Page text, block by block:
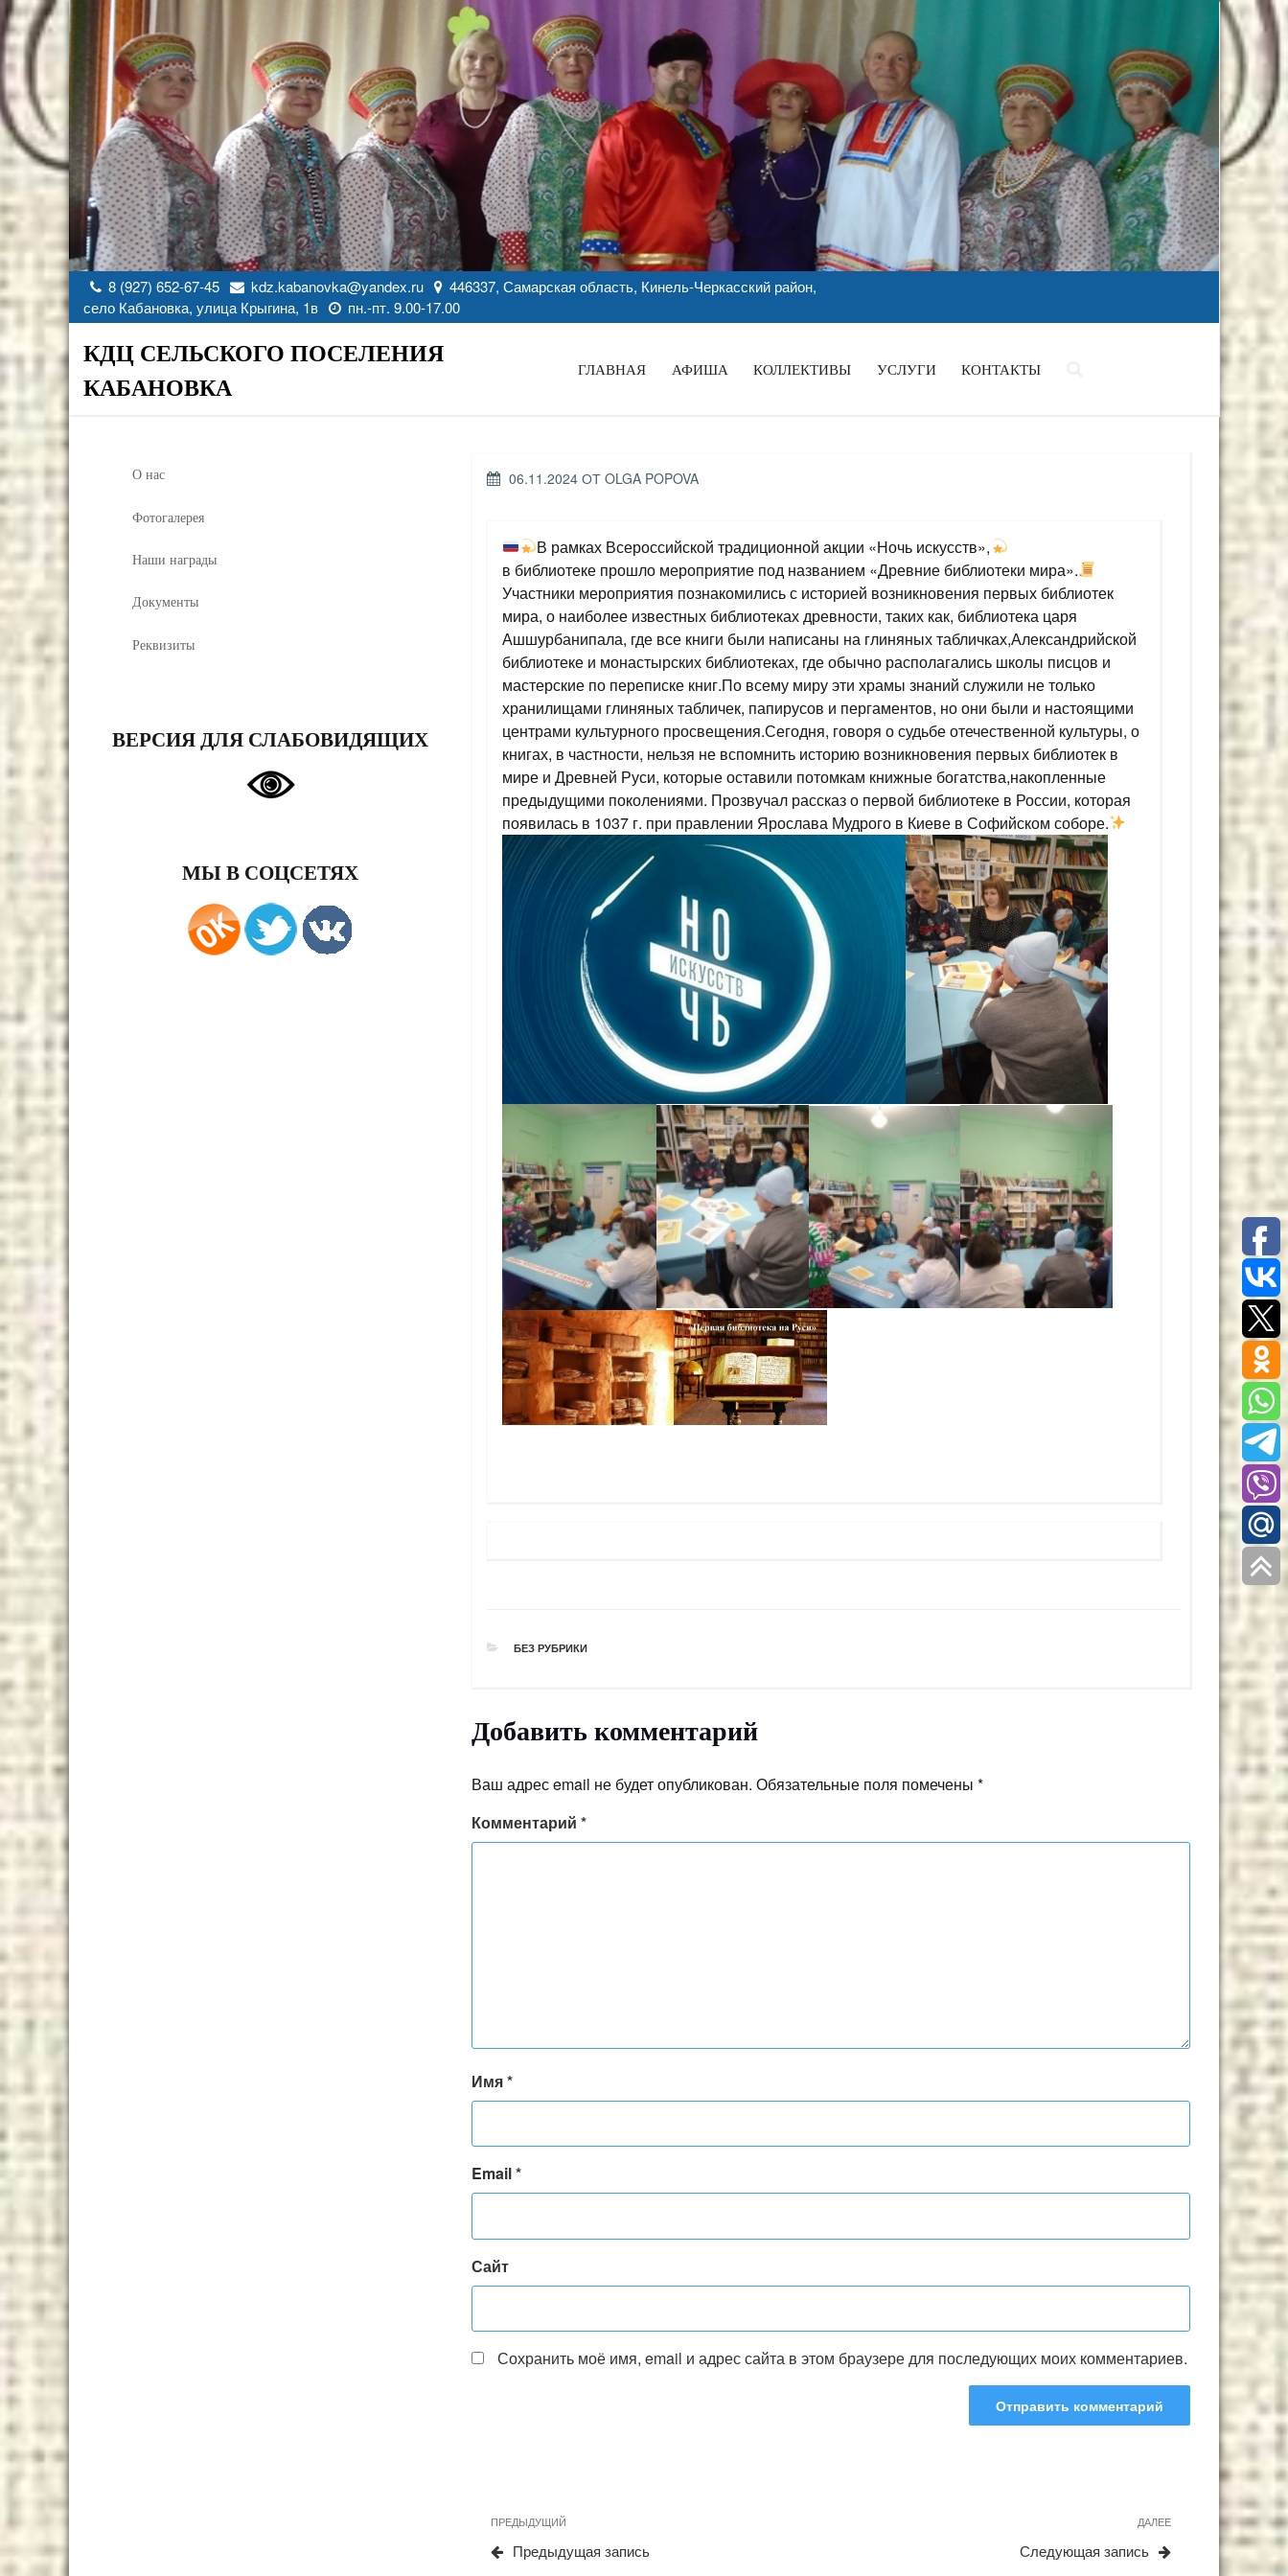
Перейти
к
содержимому
8 (927) 652-67-45 kdz.kabanovka@yandex.ru
446337, Самарская область, Кинель-Черкасский район,
село Кабановка, улица Крыгина, 1в
пн.-пт. 9.00-17.00
КДЦ СЕЛЬСКОГО ПОСЕЛЕНИЯ
КАБАНОВКА
ГЛАВНАЯ АФИША КОЛЛЕКТИВЫ УСЛУГИ КОНТАКТЫ
О нас
Фотогалерея
Наши награды
Документы
Реквизиты
ВЕРСИЯ ДЛЯ СЛАБОВИДЯЩИХ
МЫ В СОЦСЕТЯХ
ОПУБЛИКОВАНО
06.11.2024 ОТ OLGA POPOVA
В рамках Всероссийской традиционной акции «Ночь искусств»,
в библиотеке прошло мероприятие под названием «Древние библиотеки мира».
Участники мероприятия познакомились с историей возникновения первых библиотек
мира, о наиболее известных библиотеках древности, таких как, библиотека царя
Ашшурбанипала, где все книги были написаны на глиняных табличках,Александрийской
библиотеке и монастырских библиотеках, где обычно располагались школы писцов и
мастерские по переписке книг.По всему миру эти храмы знаний служили не только
хранилищами глиняных табличек, папирусов и пергаментов, но они были и настоящими
центрами культурного просвещения.Сегодня, говоря о судьбе отечественной культуры, о
книгах, в частности, нельзя не вспомнить историю возникновения первых библиотек в
мире и Древней Руси, которые оставили потомкам книжные богатства,накопленные
предыдущими поколениями. Прозвучал рассказ о первой библиотеке в России, которая
появилась в 1037 г. при правлении Ярослава Мудрого в Киеве в Софийском соборе.
РУБРИКИ
БЕЗ РУБРИКИ
Добавить комментарий
Ваш адрес email не будет опубликован. Обязательные поля помечены *
Комментарий *
Имя*
Email*
Сайт
Сохранить моё имя, email и адрес сайта в этом браузере для последующих моих комментариев.
Навигация
по
записям
Предыдущая
запись
ПРЕДЫДУЩИЙ
Предыдущая запись
Следующая
запись
ДАЛЕЕ
Следующая запись